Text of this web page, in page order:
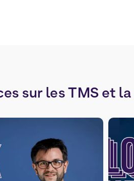
sur lesTMS et la